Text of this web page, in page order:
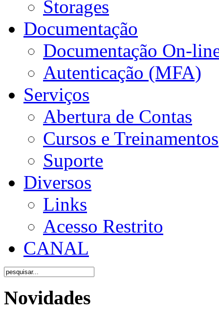
Storages
Documentação
Documentação On-
Autenticação (MFA)
Serviços
Abertura de Contas
Cursos e Treinamentos
Suporte
Diversos
Links
Acesso Restrito
CANAL
Novidades